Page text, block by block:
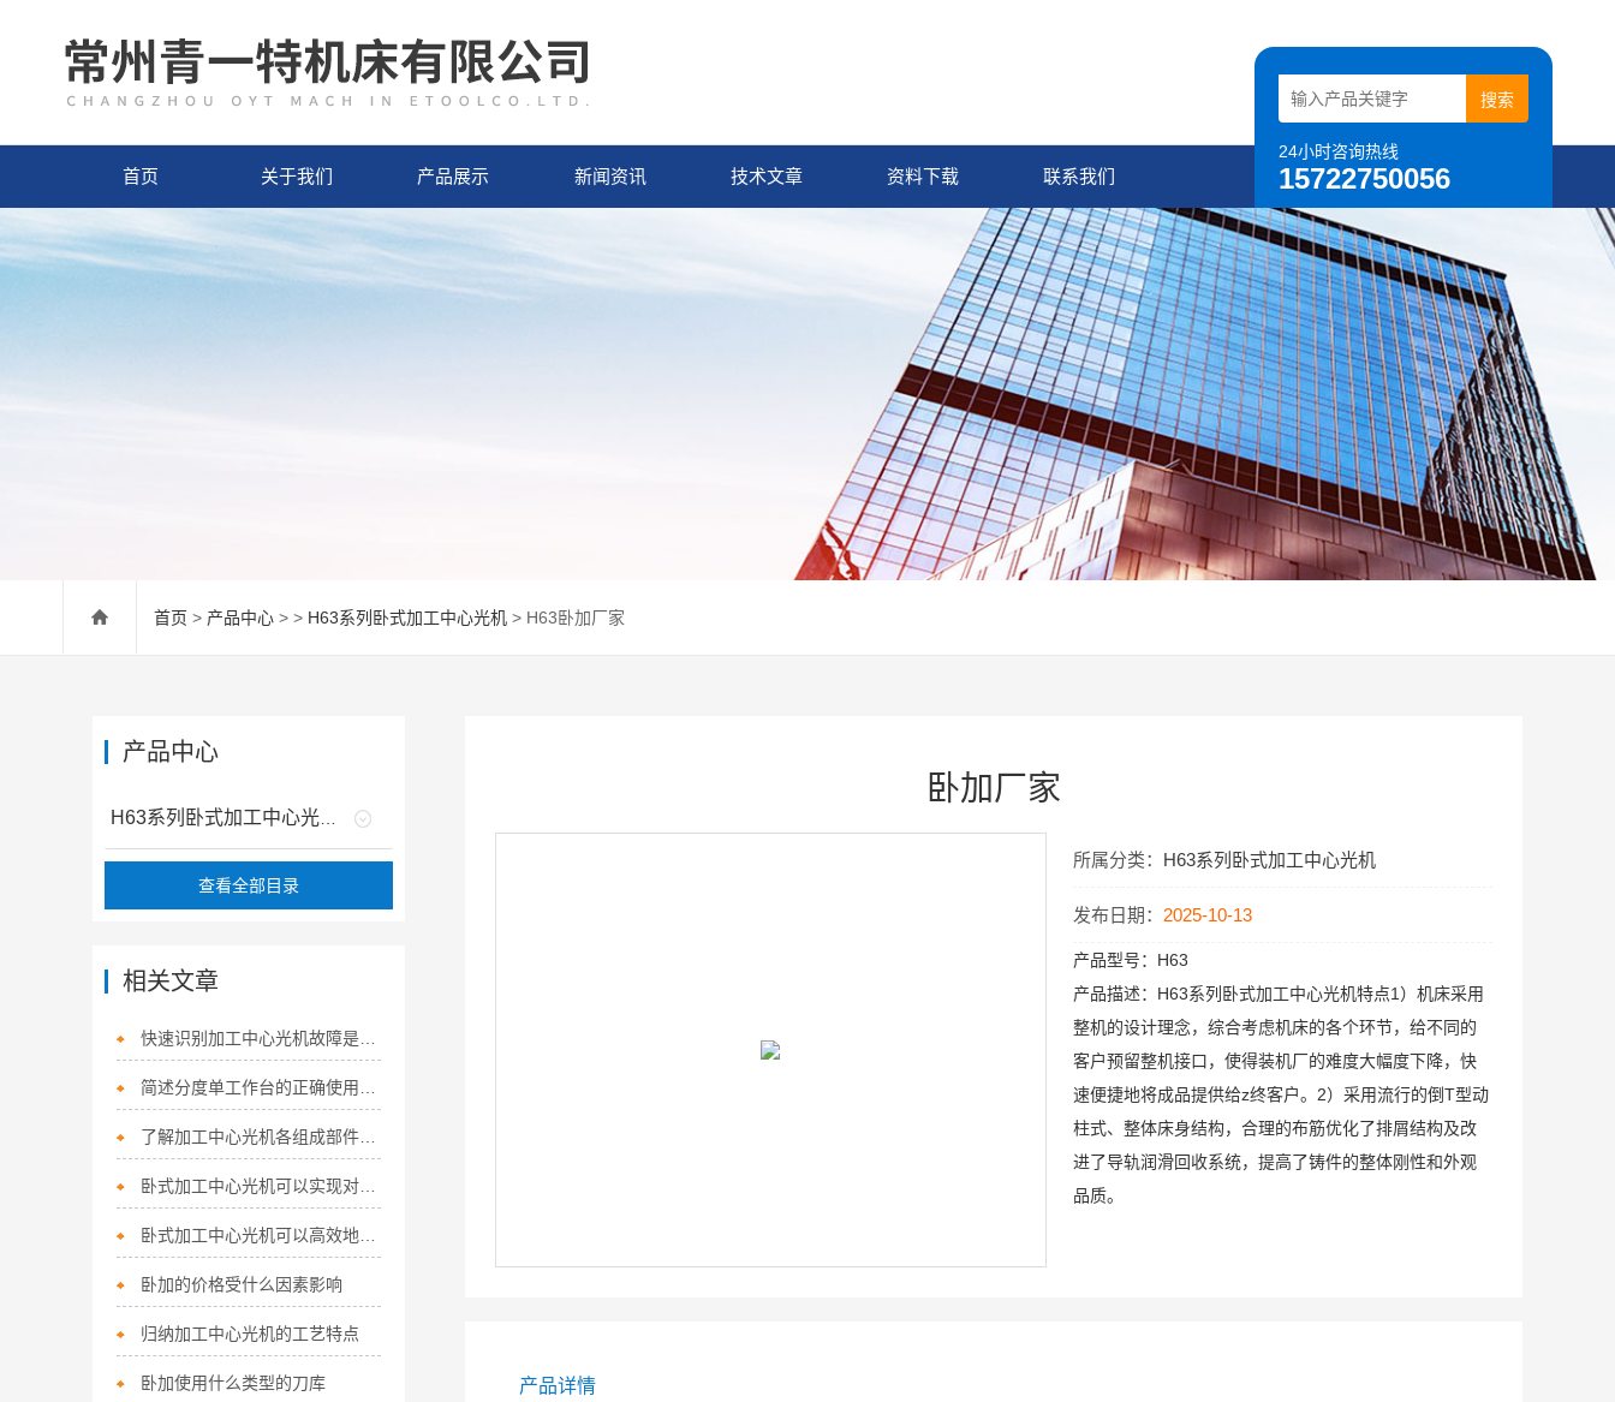
24小时咨询热线
15722750056
首页 关于我们 产品展示 新闻资讯 技术文章 资料下载 联系我们
首页 > 产品中心 > > H63系列卧式加工中心光机 > H63卧加厂家
卧加厂家
所属分类： H63系列卧式加工中心光机
发布日期： 2025-10-13
产品型号： H63
产品描述： H63系列卧式加工中心光机特点1）机床采用
整机的设计理念，综合考虑机床的各个环节，给不同的
客户预留整机接口，使得装机厂的难度大幅度下降，快
速便捷地将成品提供给z终客户。2）采用流行的倒T型动
柱式、整体床身结构，合理的布筋优化了排屑结构及改
进了导轨润滑回收系统，提高了铸件的整体刚性和外观
品质。
产品详情
产品中心
查看全部目录
相关文章
卧加的价格受什么因素影响
归纳加工中心光机的工艺特点
卧加使用什么类型的刀库